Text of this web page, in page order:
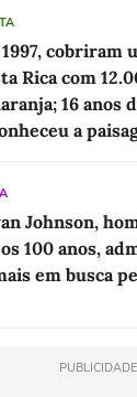
cobriram
Rica com
16 anos
a
Johnson,
100 anos,
em busca
PUBLICIDADE